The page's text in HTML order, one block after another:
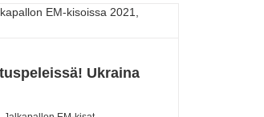
Ukraina